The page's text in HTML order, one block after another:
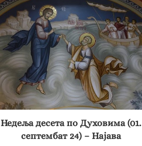
Недеља десета по Духовима (01.
септембат 24) – Најава